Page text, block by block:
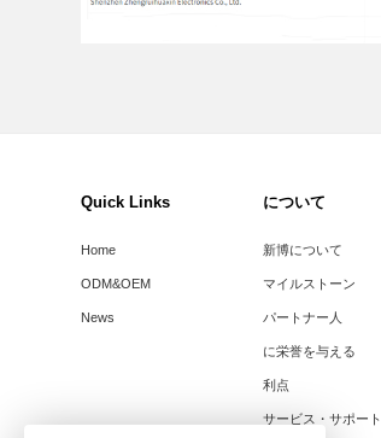
Quick Links
Home
ODM&OEM
News
について
新博について
マイルストーン
パートナー人
に栄誉を与える
利点
サービス・サポート